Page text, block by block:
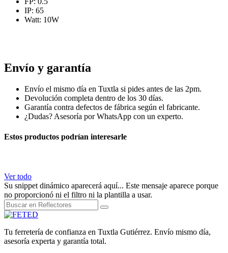
IP: 65
Watt: 10W
Envío y garantía
Envío el mismo día en Tuxtla si pides antes de las 2pm.
Devolución completa dentro de los 30 días.
Garantía contra defectos de fábrica según el fabricante.
¿Dudas? Asesoría por WhatsApp con un experto.
Estos productos podrían interesarle
Ver todo
Su snippet dinámico aparecerá aquí... Este mensaje aparece porque
no proporcionó ni el filtro ni la plantilla a usar.
Tu ferretería de confianza en Tuxtla Gutiérrez. Envío mismo día,
asesoría experta y garantía total.